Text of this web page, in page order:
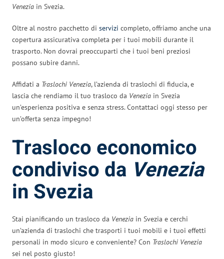
Venezia in Svezia.
Oltre al nostro pacchetto di servizi completo, offriamo anche una
copertura assicurativa completa per i tuoi mobili durante il
trasporto. Non dovrai preoccuparti che i tuoi beni preziosi
possano subire danni.
Affidati a Traslochi Venezia, l’azienda di traslochi di fiducia, e
lascia che rendiamo il tuo trasloco da Venezia in Svezia
un’esperienza positiva e senza stress. Contattaci oggi stesso per
un’offerta senza impegno!
Trasloco economico
condiviso da Venezia
in Svezia
Stai pianificando un trasloco da Venezia in Svezia e cerchi
un’azienda di traslochi che trasporti i tuoi mobili e i tuoi effetti
personali in modo sicuro e conveniente? Con Traslochi Venezia
sei nel posto giusto!